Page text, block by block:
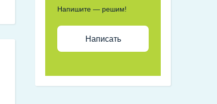
Напишите — решим!
Написать